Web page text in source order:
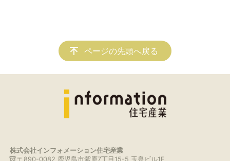
ページの先頭へ戻る
株式会社インフォメーション住宅産業
〒890-0082 鹿児島市紫原7丁目15-5 玉泉ビル1F